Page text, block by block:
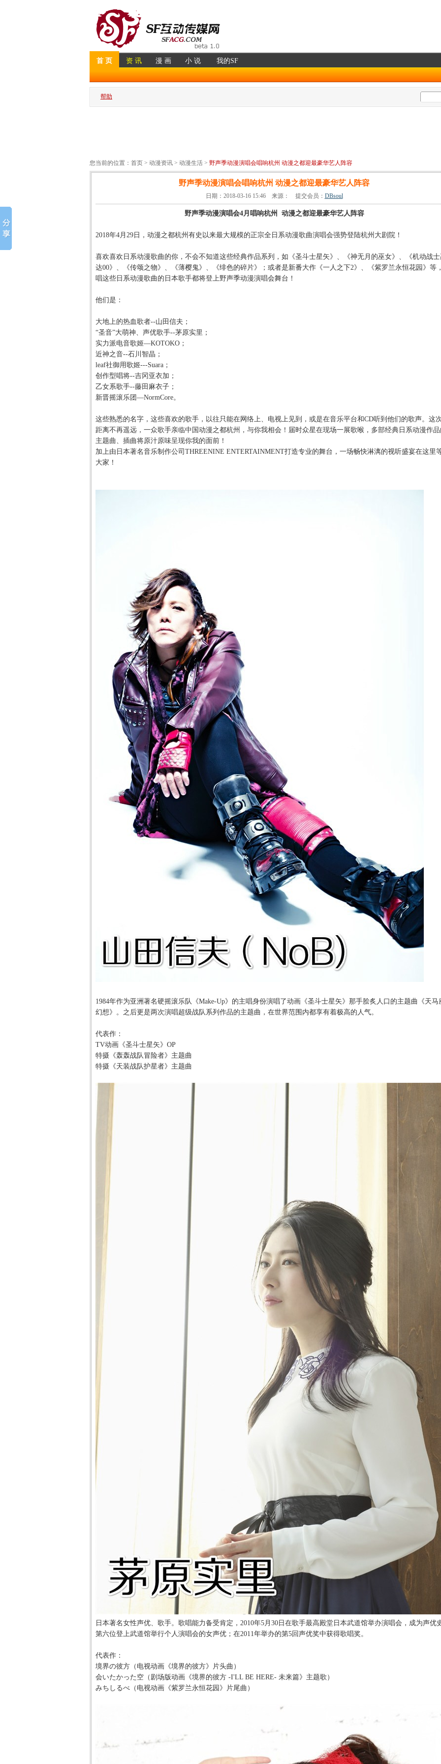
首 页 资 讯 漫 画 小 说 我的SF
帮助
您当前的位置： 首页 > 动漫资讯 > 动漫生活 > 野声季动漫演唱会唱响杭州 动漫之都迎最豪华艺人阵容
野声季动漫演唱会唱响杭州 动漫之都迎最豪华艺人阵容
日期：2018-03-16 15:46 来源： 提交会员： DBsoul
野声季动漫演唱会4月唱响杭州 动漫之都迎最豪华艺人阵容
2018年4月 29 日，动漫之都杭州有史以来最大规模的正宗全日系动漫歌曲演唱会强势登陆杭州大剧院！
喜欢喜欢日系动漫歌曲的你，不会不知道这些经典作品系列，如《圣斗士星矢》、《神无月的巫女》、《机动战
达00》、《传颂之物》、《薄樱鬼》、《绯色的碎片》；或者是新番大作《一人之下2》、《紫罗兰永恒花园》等
唱这些日系动漫歌曲的日本歌手都将登上野声季动漫演唱会舞台！
他们是：
大地上的热血歌者--山田信夫；
“圣音”大萌神、声优歌手--茅原实里；
实力派电音歌姬—KOTOKO ；
近神之音--石川智晶；
leaf社御用歌姬---Suara ；
创作型唱将--吉冈亚衣加；
乙女系歌手--藤田麻衣子；
新晋摇滚乐团—NormCore。
这些熟悉的名字，这些喜欢的歌手，以往只能在网络上、电视上见到，或是在音乐平台和CD听到他们的歌声。这
距离不再遥远，一众歌手亲临中国动漫之都杭州，与你我相会！届时众星在现场一展歌喉，多部经典日系动漫作
主题曲、插曲将原汁原味呈现你我的面前！
加上由日本著名音乐制作公司 THREENINE ENTERTAINMENT打造专业的舞台，一场畅快淋漓的视听盛宴在这里
大家！
1984年作为亚洲著名硬摇滚乐队《Make-Up》的主唱身份演唱了动画《圣斗士星矢》那手脍炙人口的主题曲《天马
幻想》。之后更是两次演唱超级战队系列作品的主题曲，在世界范围内都享有着极高的人气。
代表作：
TV动画《圣斗士星矢》 OP
特摄《轰轰战队冒险者》主题曲
特摄《天装战队护星者》主题曲
日本著名女性声优、歌手。歌唱能力备受肯定， 2010年5月 30 日在歌手最高殿堂日本武道馆举办演唱会，成为声优
第六位登上武道馆举行个人演唱会的女声优；在2011年举办的第5回声优奖中获得歌唱奖。
代表作：
境界の彼方（电视动画《境界的彼方》片头曲）
会いたかった空（剧场版动画《境界的彼方 -I'LL BE HERE- 未来篇》主题歌）
みちしるべ（电视动画《紫罗兰永恒花园》片尾曲）